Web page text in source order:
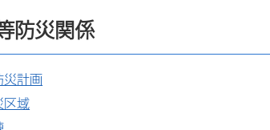
防災関係
計画
区域